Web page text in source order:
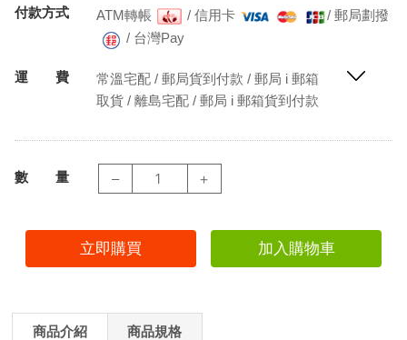
付款方式 ATM轉帳 / 信用卡 / 郵局劃撥
/ 台灣Pay
運 費
常溫宅配 / 郵局貨到付款 / 郵局 i 郵箱
取貨 / 離島宅配 / 郵局 i 郵箱貨到付款
數 量 – ＋
商品介紹 商品規格